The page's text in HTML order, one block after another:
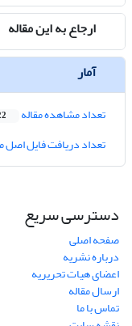
ارجاع به این مقاله
آمار
تعداد مشاهده مقاله
تعداد دریافت فایل اصل
دسترسی سریع
صفحه اصلی
درباره نشریه
اعضای هیات تحریریه
ارسال مقاله
تماس با ما